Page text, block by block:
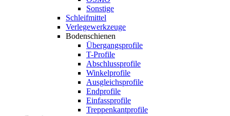
Sonstige
Schleifmittel
Verlegewerkzeuge
Bodenschienen
Übergangsprofile
T-Profile
Abschlussprofile
Winkelprofile
Ausgleichsprofile
Endprofile
Einfassprofile
Treppenkantprofile